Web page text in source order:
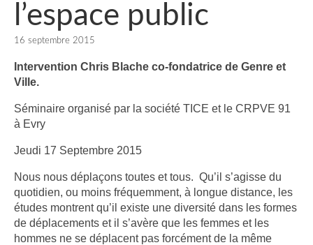
l’espace public
16 septembre 2015
Intervention Chris Blache co-fondatrice de Genre et
Ville.
Séminaire organisé par la société TICE et le CRPVE 91
à Evry
Jeudi 17 Septembre 2015
Nous nous déplaçons toutes et tous. Qu’il s’agisse du
quotidien, ou moins fréquemment, à longue distance, les
études montrent qu’il existe une diversité dans les formes
de déplacements et il s’avère que les femmes et les
hommes ne se déplacent pas forcément de la même